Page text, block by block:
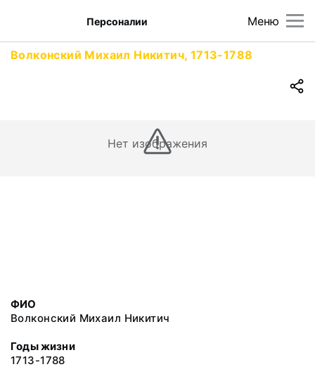
Меню
Персоналии
Волконский Михаил Никитич, 1713-1788
Нет изображения
ФИО
Волконский Михаил Никитич
Годы жизни
1713-1788